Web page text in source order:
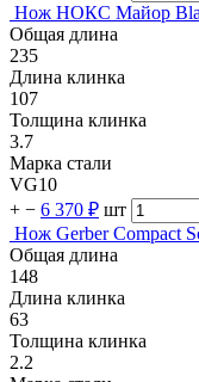
Нож НОКС Майор
Общая длина
235
Длина клинка
107
Толщина клинка
3.7
Марка стали
VG10
+ − 6 370 ₽ шт
Нож Gerber Compact
Общая длина
148
Длина клинка
63
Толщина клинка
2.2